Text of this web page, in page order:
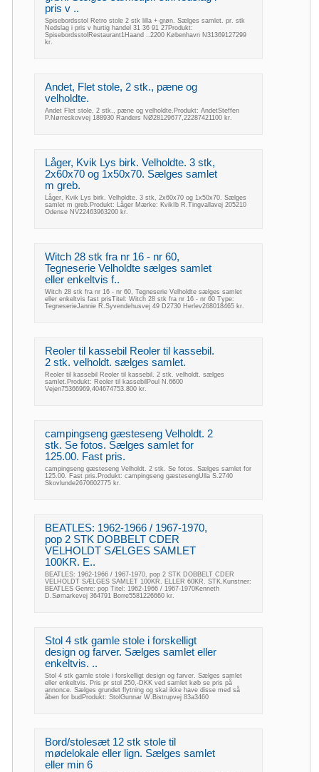
pris v ..
Spisebordsstol Retro stole 2 stk lilla + grøn. Sælges samlet. pr. stk
Nedslag i pris v hurtig handel 31 36 91 27Produkt:
SpisebordsstolRestaurant1Haand ..2200 København N31369127299
kr.
Andet, Flet stole, 2 stk., pæne og
velholdte.
Andet Flet stole, 2 stk., pæne og velholdte.Produkt: AndetSteffen
P.Nørreskovvej 188930 Randers NØ28129677,22287421100 kr.
Låger, Kvik Lys birk. Velholdte. 3 stk,
2x60x70 og 1x50x70. Sælges samlet
m greb.
Låger, Kvik Lys birk. Velholdte. 3 stk, 2x60x70 og 1x50x70. Sælges
samlet m greb.Produkt: Låger Mærke: KvikIb R.Tingvallavej 205210
Odense NV22463963200 kr.
Witch 28 stk fra nr 16 - nr 60,
Tegneserie Velholdte sælges samlet
eller enkeltvis f..
Witch 28 stk fra nr 16 - nr 60, Tegneserie Velholdte sælges samlet
eller enkeltvis fast prisTitel: Witch 28 stk fra nr 16 - nr 60 Type:
TegneserieJannie R.Syvendehusvej 49 D2730 Herlev268018465 kr.
Reoler til kassebil Reoler til kassebil.
2 stk. velholdt. sælges samlet.
Reoler til kassebil Reoler til kassebil. 2 stk. velholdt. sælges
samlet.Produkt: Reoler til kassebilPoul N.6600
Vejen75366969,404674753.800 kr.
campingseng gæsteseng Velholdt. 2
stk. Se fotos. Sælges samlet for
125.00. Fast pris.
campingseng gæsteseng Velholdt. 2 stk. Se fotos. Sælges samlet for
125.00. Fast pris.Produkt: campingseng gæstesengUlla S.2740
Skovlunde2670602775 kr.
BEATLES: 1962-1966 / 1967-1970,
pop 2 STK DOBBELT CDER
VELHOLDT SÆLGES SAMLET
100KR. E..
BEATLES: 1962-1966 / 1967-1970, pop 2 STK DOBBELT CDER
VELHOLDT SÆLGES SAMLET 100KR. ELLER 60KR. STK.Kunstner:
BEATLES Genre: pop Titel: 1962-1966 / 1967-1970Kenneth
D.Sømarkevej 364791 Borre5581226660 kr.
Stol 4 stk gamle stole i forskelligt
design og farver. Sælges samlet eller
enkeltvis. ..
Stol 4 stk gamle stole i forskelligt design og farver. Sælges samlet
eller enkeltvis. Pris pr stol 250,-DKK ved samlet køb se pris på
annonce. Sælges grundet flytning og skal ikke have disse med så
åben for budProdukt: StolGunnar W.Bistrupvej 83a3460
Bord/stolesæt 12 stk stole til
mødelokale eller lign. Sælges samlet
eller min 6